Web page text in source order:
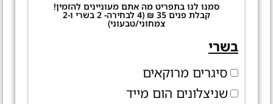
סמנו לנו בתפריט מה אתם מעוניינים להזמין!
קבלת פנים 35 ₪ (4 לבחירה- 2 בשרי ו-2
צמחוני/טבעוני)
בשרי
סיגרים מרוקאים
שניצלונים הום מייד